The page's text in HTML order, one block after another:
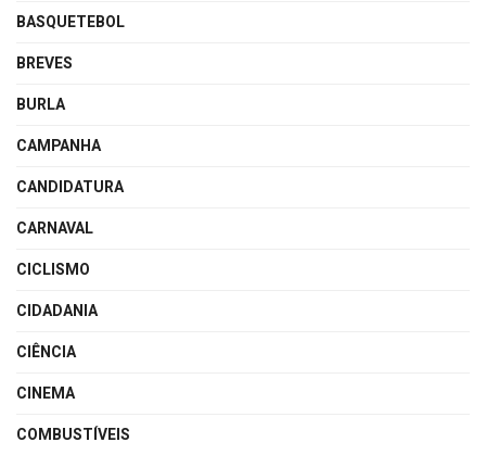
BASQUETEBOL
BREVES
BURLA
CAMPANHA
CANDIDATURA
CARNAVAL
CICLISMO
CIDADANIA
CIÊNCIA
CINEMA
COMBUSTÍVEIS